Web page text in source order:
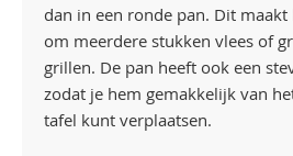
dan in een ronde pan. Dit
om meerdere stukken vlees of
grillen. De pan heeft ook een
zodat je hem gemakkelijk van
tafel kunt verplaatsen.